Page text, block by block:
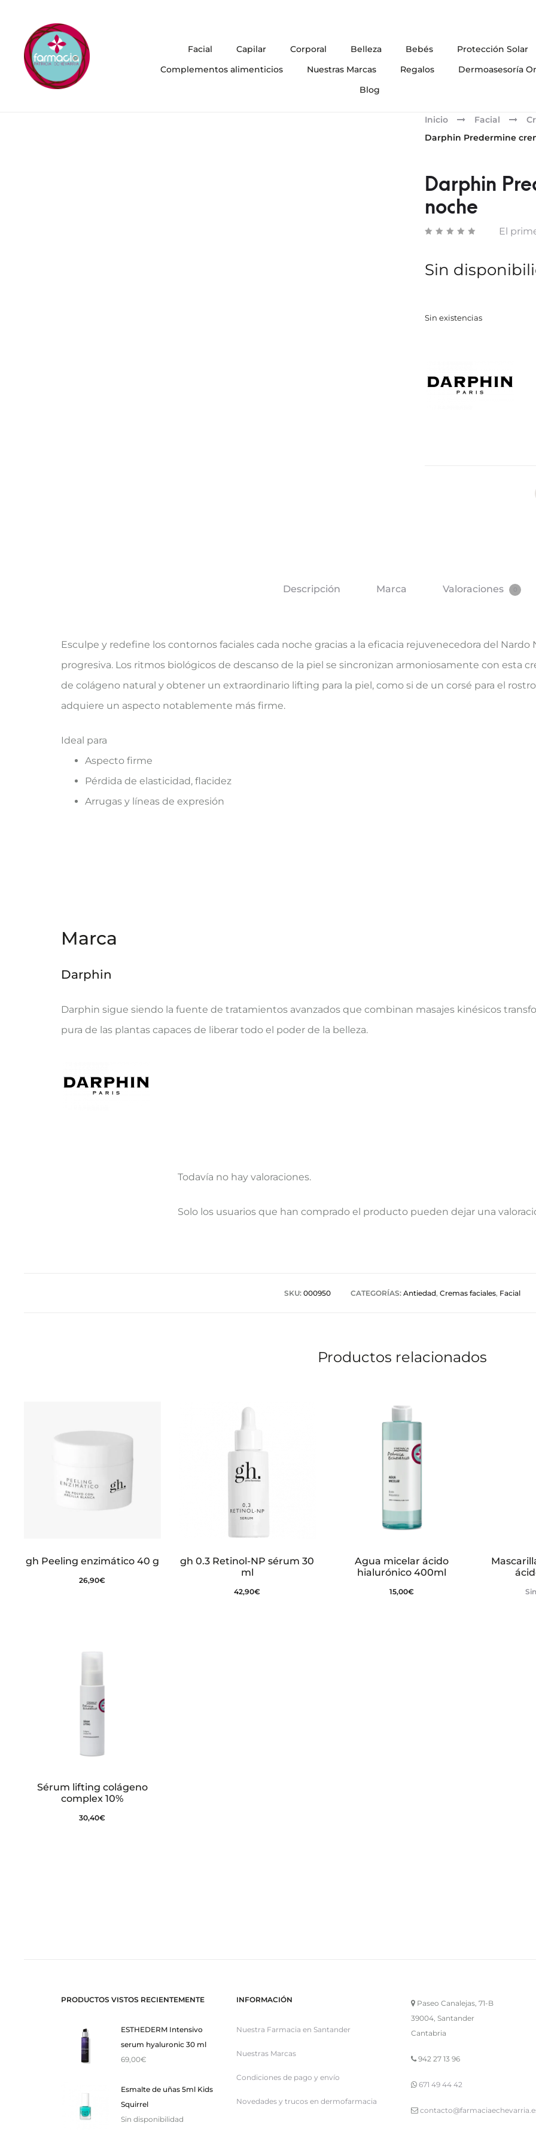
Facial Capilar Corporal Belleza Bebés
Protección Solar
Complementos alimenticios
Nuestras Marcas Regalos
Dermoasesoría
Blog
Inicio Facial
Darphin Predermine
Darphin
noche
El
Sin
Sin existencias
Descripción Marca Valoraciones
Esculpe y redefine los contornos faciales cada noche gracias a la eficacia rejuvenecedora del
progresiva. Los ritmos biológicos de descanso de la piel se sincronizan armoniosamente con esta
de colágeno natural y obtener un extraordinario lifting para la piel, como si de un corsé para el
adquiere un aspecto notablemente más firme.
Ideal para
Aspecto firme
Pérdida de elasticidad, flacidez
Arrugas y líneas de expresión
Marca
Darphin
Darphin sigue siendo la fuente de tratamientos avanzados que combinan masajes kinésicos
pura de las plantas capaces de liberar todo el poder de la belleza.
V
Todavía no hay valoraciones.
Solo los usuarios que han comprado el producto pueden dejar una
SKU: 000950 CATEGORÍAS: Antiedad, Cremas faciales, Facial
Productos relacionados
gh Peeling enzimático 40 g
26,90€
gh 0.3 Retinol-NP sérum 30
ml
42,90€
Agua micelar ácido
hialurónico 400ml
15,00€
Sérum lifting colágeno
complex 10%
30,40€
PRODUCTOS VISTOS RECIENTEMENTE
ESTHEDERM Intensivo
serum hyaluronic 30 ml
69,00€
Esmalte de uñas 5ml Kids
Squirrel
Sin disponibilidad
INFORMACIÓN
Nuestra Farmacia en Santander
Nuestras Marcas
Condiciones de pago y envío
Novedades y trucos en dermofarmacia
Paseo Canalejas, 71-B
39004, Santander
Cantabria
942 27 13 96
671 49 44 42